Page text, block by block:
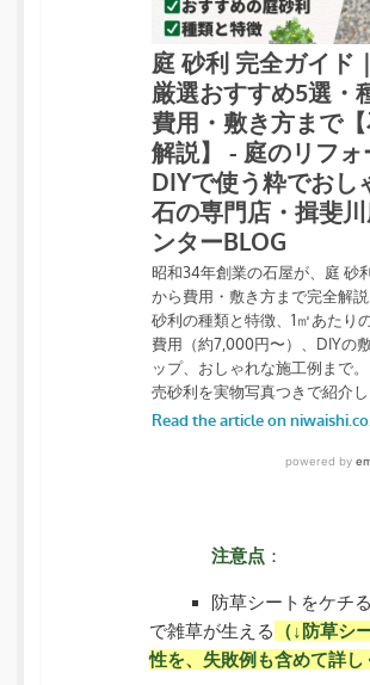
注意点：
防草シートをケチ
で雑草が生える
（↓防草シ
性を、失敗例も含めて詳し